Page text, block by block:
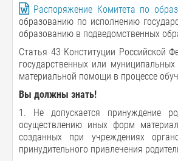
Распоряжение Комитета по
образованию по исполнению
образованию в подведомственных
Статья 43 Конституции Российской
государственных или
материальной помощи в процессе
Вы должны знать!
1. Не допускается принуждение
осуществлению иных форм
созданных при учреждениях
принудительного привлечения